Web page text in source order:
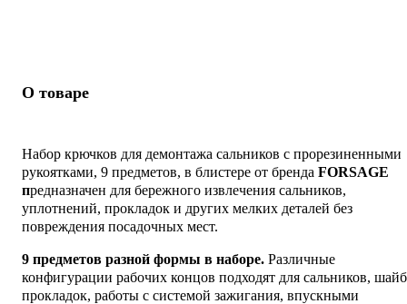
О товаре
Набор крючков для демонтажа сальников с прорезиненными
рукоятками, 9 предметов, в блистере от бренда FORSAGE
предназначен для бережного извлечения сальников,
уплотнений, прокладок и других мелких деталей без
повреждения посадочных мест.
9 предметов разной формы в наборе. Различные
конфигурации рабочих концов подходят для сальников,
прокладок, работы с системой зажигания, впускными